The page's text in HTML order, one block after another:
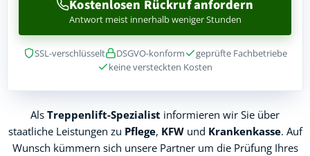
Kostenlosen Rückruf anfordern
Antwort meist innerhalb weniger Stunden
SSL-verschlüsselt DSGVO-konform
geprüfte Fachbetriebe
keine versteckten Kosten
Als Treppenlift-Spezialist informieren wir Sie über
staatliche Leistungen zu Pflege, KFWund Krankenkasse. Auf
Wunsch kümmern sich unsere Partner um die Prüfung Ihres